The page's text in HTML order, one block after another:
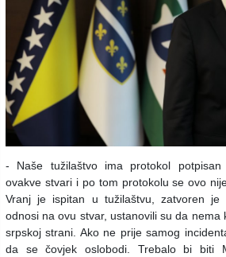
- Naše tužilaštvo ima protokol
ovakve stvari i po tom protokolu se ovo
Vranj je ispitan u tužilaštvu, zatvoren
odnosi na ovu stvar, ustanovili su da nema
srpskoj strani. Ako ne prije samog
da se čovjek oslobodi. Trebalo bi biti